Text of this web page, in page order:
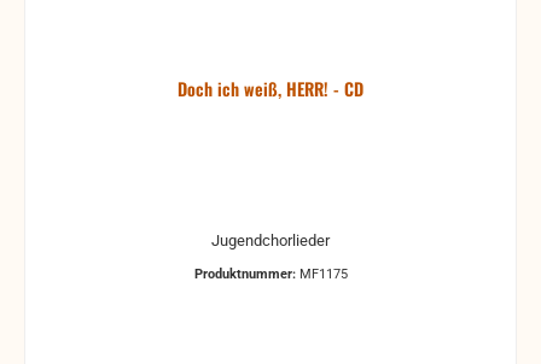
Doch ich weiß, HERR! - CD
Jugendchorlieder
Produktnummer: MF1175